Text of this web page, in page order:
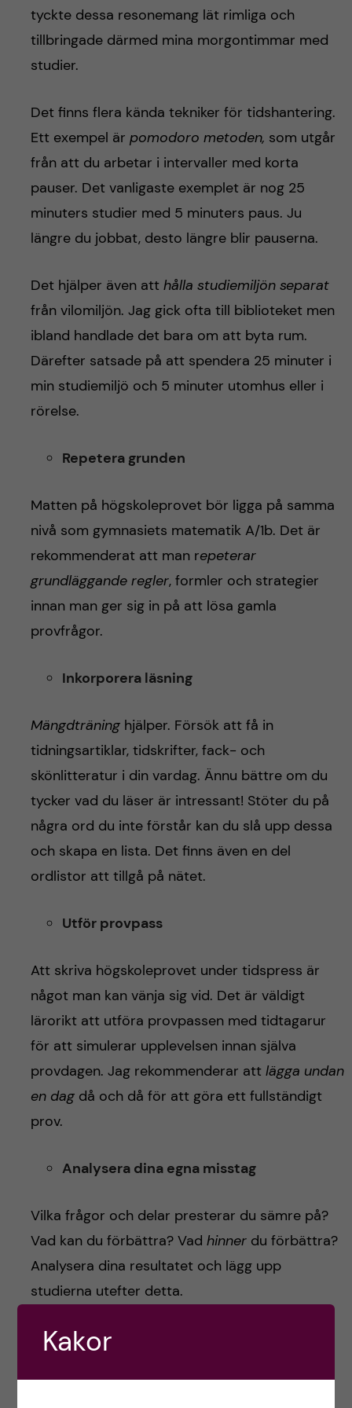
tyckte dessa resonemang lät rimliga och
tillbringade därmed mina morgontimmar med
studier.
Det finns flera kända tekniker för tidshantering.
Ett exempel är pomodoro metoden, som utgår
från att du arbetar i intervaller med korta
pauser. Det vanligaste exemplet är nog 25
minuters studier med 5 minuters paus. Ju
längre du jobbat, desto längre blir pauserna.
Det hjälper även att hålla studiemiljön separat
från vilomiljön. Jag gick ofta till biblioteket men
ibland handlade det bara om att byta rum.
Därefter satsade på att spendera 25 minuter i
min studiemiljö och 5 minuter utomhus eller i
rörelse.
Repetera grunden
Matten på högskoleprovet bör ligga på samma
nivå som gymnasiets matematik A/1b. Det är
rekommenderat att man repeterar
grundläggande regler, formler och strategier
innan man ger sig in på att lösa gamla
provfrågor.
Inkorporera läsning
Mängdträninghjälper. Försök att få in
tidningsartiklar, tidskrifter, fack- och
skönlitteratur i din vardag. Ännu bättre om du
tycker vad du läser är intressant! Stöter du på
några ord du inte förstår kan du slå upp dessa
och skapa en lista. Det finns även en del
ordlistor att tillgå på nätet.
Utför provpass
Att skriva högskoleprovet under tidspress är
något man kan vänja sig vid. Det är väldigt
lärorikt att utföra provpassen med tidtagarur
för att simulerar upplevelsen innan själva
provdagen. Jag rekommenderar att lägga undan
en dagdå och då för att göra ett fullständigt
prov.
Analysera dina egna misstag
Vilka frågor och delar presterar du sämre på?
Vad kan du förbättra? Vad hinnerdu förbättra?
Analysera dina resultatet och lägg upp
studierna utefter detta.
Ta stöd från andra
Det kan kännas tufft att plugga inför
Kakor